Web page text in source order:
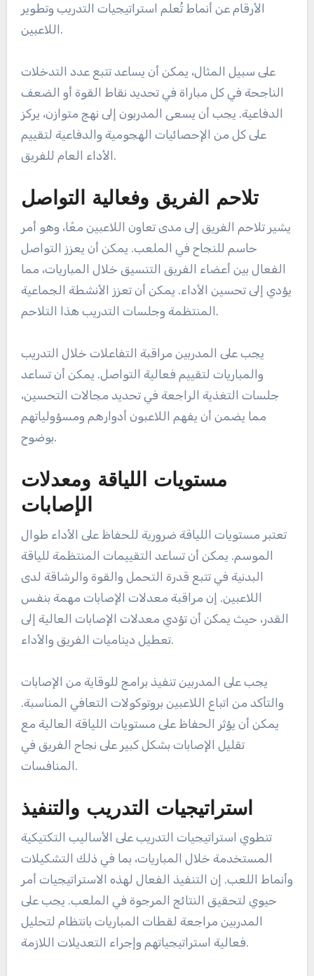
الأرقام عن أنماط تُعلم استراتيجيات التدريب وتطوير
اللاعبين.
على سبيل المثال، يمكن أن يساعد تتبع عدد التدخلات
الناجحة في كل مباراة في تحديد نقاط القوة أو الضعف
الدفاعية. يجب أن يسعى المدربون إلى نهج متوازن، يركز
على كل من الإحصائيات الهجومية والدفاعية لتقييم
الأداء العام للفريق.
تلاحم الفريق وفعالية التواصل
يشير تلاحم الفريق إلى مدى تعاون اللاعبين معًا، وهو أمر
حاسم للنجاح في الملعب. يمكن أن يعزز التواصل
الفعال بين أعضاء الفريق التنسيق خلال المباريات، مما
يؤدي إلى تحسين الأداء. يمكن أن تعزز الأنشطة الجماعية
المنتظمة وجلسات التدريب هذا التلاحم.
يجب على المدربين مراقبة التفاعلات خلال التدريب
والمباريات لتقييم فعالية التواصل. يمكن أن تساعد
جلسات التغذية الراجعة في تحديد مجالات التحسين،
مما يضمن أن يفهم اللاعبون أدوارهم ومسؤولياتهم
بوضوح.
مستويات اللياقة ومعدلات
الإصابات
تعتبر مستويات اللياقة ضرورية للحفاظ على الأداء طوال
الموسم. يمكن أن تساعد التقييمات المنتظمة للياقة
البدنية في تتبع قدرة التحمل والقوة والرشاقة لدى
اللاعبين. إن مراقبة معدلات الإصابات مهمة بنفس
القدر، حيث يمكن أن تؤدي معدلات الإصابات العالية إلى
تعطيل ديناميات الفريق والأداء.
يجب على المدربين تنفيذ برامج للوقاية من الإصابات
والتأكد من اتباع اللاعبين بروتوكولات التعافي المناسبة.
يمكن أن يؤثر الحفاظ على مستويات اللياقة العالية مع
تقليل الإصابات بشكل كبير على نجاح الفريق في
المنافسات.
استراتيجيات التدريب والتنفيذ
تنطوي استراتيجيات التدريب على الأساليب التكتيكية
المستخدمة خلال المباريات، بما في ذلك التشكيلات
وأنماط اللعب. إن التنفيذ الفعال لهذه الاستراتيجيات أمر
حيوي لتحقيق النتائج المرجوة في الملعب. يجب على
المدربين مراجعة لقطات المباريات بانتظام لتحليل
فعالية استراتيجياتهم وإجراء التعديلات اللازمة.